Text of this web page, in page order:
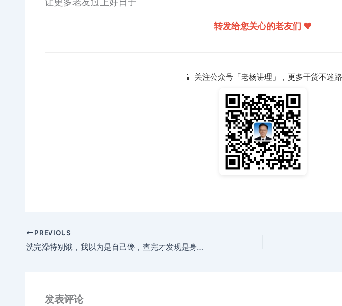
让更多老友过上好日子
转发给您关心的老友们 ❤️
📱 关注公众号「老杨讲理」，更多干货不迷路
PREVIOUS
洗完澡特别饿，我以为是自己馋，查完才发现是身体在\”骗\”我
发表评论